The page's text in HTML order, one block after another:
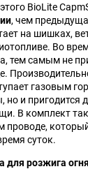
BioLite
, чем
на шишках,
Во
тем самым не
газовым
но и пригодится
В комплект
проводе,
суток.
для розжига